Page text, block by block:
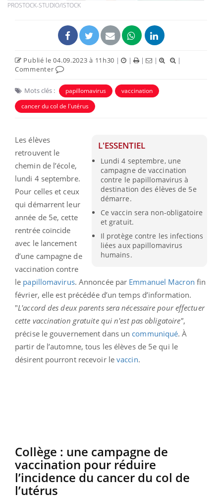
PROSTOCK-STUDIO/ISTOCK
Publié le 04.09.2023 à 11h30 | | | |
|
Commenter
Mots clés : papillomavirus
vaccination
cancer du col de l'utérus
L'ESSENTIEL
Lundi 4 septembre, une
campagne de vaccination
contre le papillomavirus à
destination des élèves de 5e
démarre.
Ce vaccin sera non-obligatoire
et gratuit.
Il protège contre les infections
liées aux papillomavirus
humains.
Les élèves
retrouvent le
chemin de l’école,
lundi 4 septembre.
Pour celles et ceux
qui démarrent leur
année de 5e, cette
rentrée coïncide
avec le lancement
d’une campagne de
vaccination contre
le papillomavirus. Annoncée par Emmanuel Macron fin
février, elle est précédée d’un temps d’information.
"L'accord des deux parents sera nécessaire pour effectuer
cette vaccination gratuite qui n'est pas obligatoire",
précise le gouvernement dans un communiqué. À
partir de l’automne, tous les élèves de 5e qui le
désirent pourront recevoir levaccin.
Collège : une campagne de
vaccination pour réduire
l’incidence du cancer du col de
l’utérus